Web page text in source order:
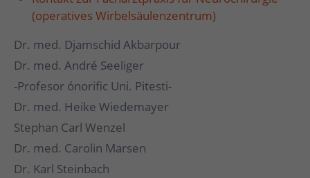
(operatives Wirbelsäulenzentrum)
Dr. med. Djamschid Akbarpour
Dr. med. André Seeliger
-Profesor ónorific Uni. Pitesti-
Dr. med. Heike Wiedemayer
Stephan Carl Wenzel
Dr. med. Carolin Marsen
Dr. Karl Steinbach